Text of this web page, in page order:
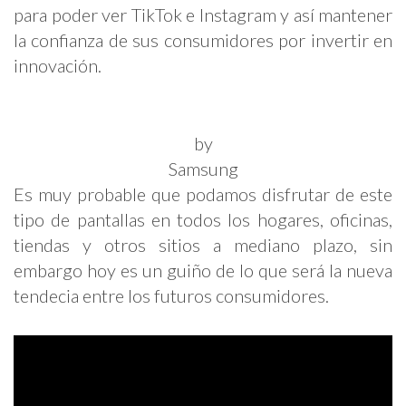
para poder ver TikTok e Instagram y así mantener
la confianza de sus consumidores por invertir en
innovación.
by
Samsung
Es muy probable que podamos disfrutar de este
tipo de pantallas en todos los hogares, oficinas,
tiendas y otros sitios a mediano plazo, sin
embargo hoy es un guiño de lo que será la nueva
tendecia entre los futuros consumidores.